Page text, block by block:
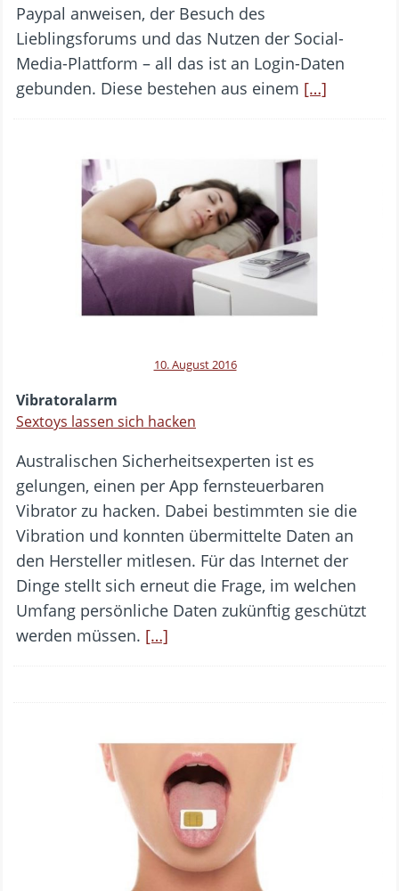
Paypal anweisen, der Besuch des
Lieblingsforums und das Nutzen der Social-
Media-Plattform – all das ist an Login-Daten
gebunden. Diese bestehen aus einem […]
10. August 2016
Vibratoralarm
Sextoys lassen sich hacken
Australischen Sicherheitsexperten ist es
gelungen, einen per App fernsteuerbaren
Vibrator zu hacken. Dabei bestimmten sie die
Vibration und konnten übermittelte Daten an
den Hersteller mitlesen. Für das Internet der
Dinge stellt sich erneut die Frage, im welchen
Umfang persönliche Daten zukünftig geschützt
werden müssen. […]